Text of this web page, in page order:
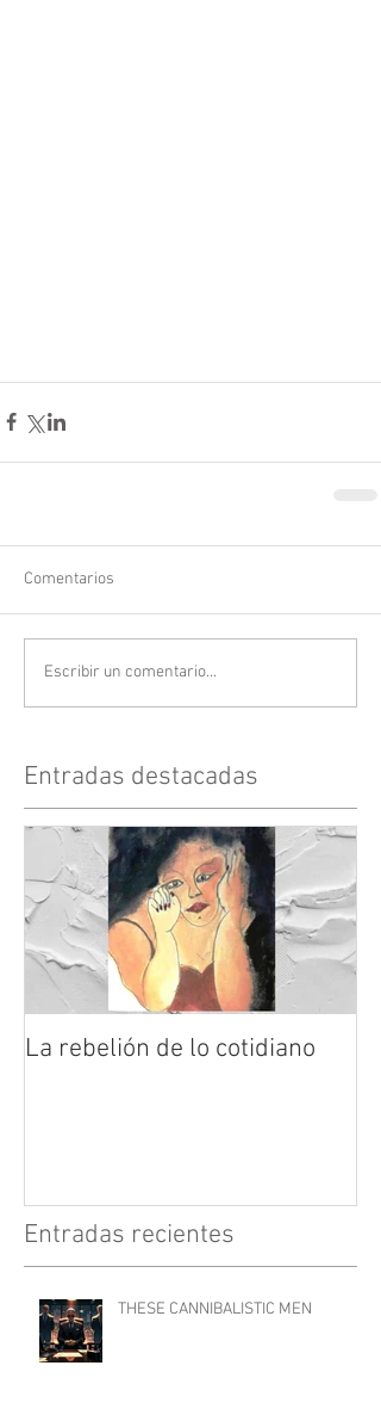
Comentarios
Escribir un comentario...
Entradas destacadas
La rebelión de lo cotidiano
Entradas recientes
THESE CANNIBALISTIC MEN